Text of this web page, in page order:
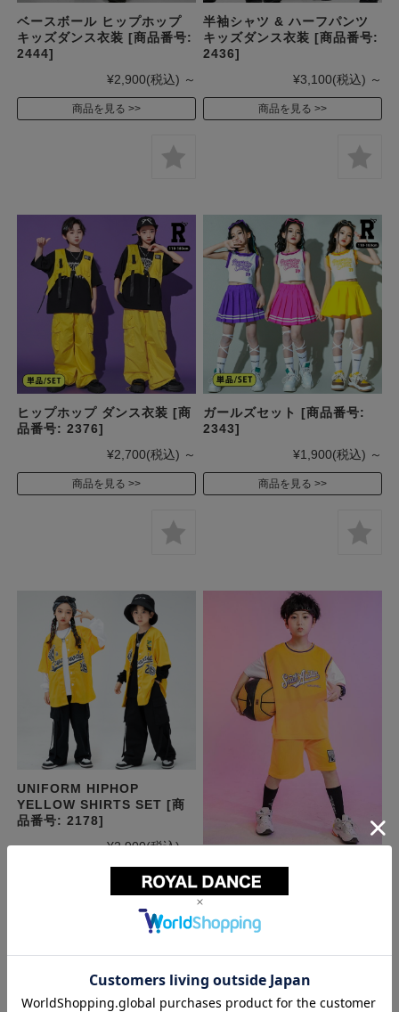
ベースボール ヒップホップ
キッズダンス衣装 [商品番号:
2444]
¥2,900(税込) ～
商品を見る
半袖シャツ & ハーフパンツ
キッズダンス衣装 [商品番号:
2436]
¥3,100(税込) ～
商品を見る
ヒップホップ ダンス衣装 [商
品番号: 2376]
¥2,700(税込) ～
商品を見る
ガールズセット [商品番号:
2343]
¥1,900(税込) ～
商品を見る
UNIFORM HIPHOP
YELLOW SHIRTS SET [商
品番号: 2178]
¥2,900(税込) ～
プ セットアップ パーカー パ
ンツ ダンス 衣装 男の子 女の
ホップ ガールズ キッズダン
ダンス hiphop ダンス衣装
[商品番号: 2171]
¥2,900(税込)